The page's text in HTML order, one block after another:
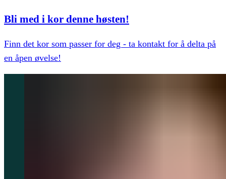
Bli med i kor denne høsten!
Finn det kor som passer for deg - ta kontakt for å delta på
en åpen øvelse!